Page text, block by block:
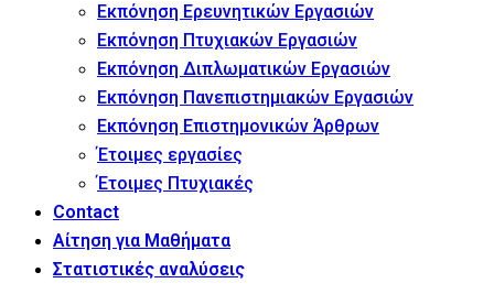
Εκπόνηση Ερευνητικών Εργασιών
Εκπόνηση Πτυχιακών Εργασιών
Εκπόνηση Διπλωματικών Εργασιών
Εκπόνηση Πανεπιστημιακών Εργασιών
Εκπόνηση Επιστημονικών Άρθρων
Έτοιμες εργασίες
Έτοιμες Πτυχιακές
Contact
Αίτηση για Μαθήματα
Στατιστικές αναλύσεις